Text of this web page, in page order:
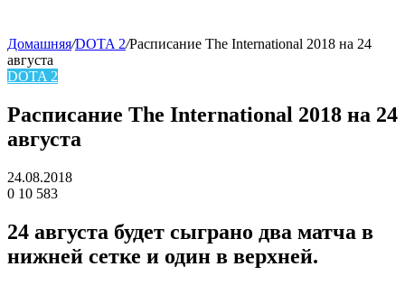
skin
Домашняя/DOTA 2/Расписание The International 2018 на 24
августа
DOTA 2
Расписание The International 2018 на 24
августа
24.08.2018
0 10 583
24 августа будет сыграно два матча в
нижней сетке и один в верхней.